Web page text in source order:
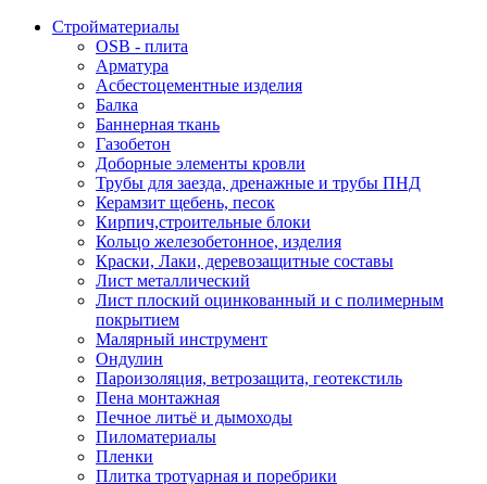
Стройматериалы
OSB - плита
Арматура
Асбестоцементные изделия
Балка
Баннерная ткань
Газобетон
Доборные элементы кровли
Трубы для заезда, дренажные и трубы ПНД
Керамзит щебень, песок
Кирпич,строительные блоки
Кольцо железобетонное, изделия
Краски, Лаки, деревозащитные составы
Лист металлический
Лист плоский оцинкованный и с полимерным
покрытием
Малярный инструмент
Ондулин
Пароизоляция, ветрозащита, геотекстиль
Пена монтажная
Печное литьё и дымоходы
Пиломатериалы
Пленки
Плитка тротуарная и поребрики